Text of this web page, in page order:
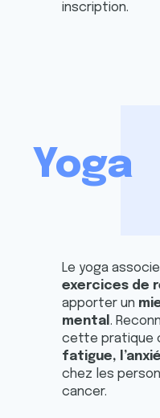
inscription.
Yoga
Le yoga associe
exercices de
apporter un
mental .
cette pratique
fatigue,
chez les
cancer.